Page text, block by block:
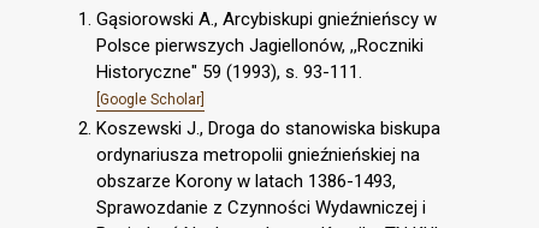
Gąsiorowski A., Arcybiskupi gnieźnieńscy w
Polsce pierwszych Jagiellonów, ,,Roczniki
Historyczne" 59 (1993), s. 93-111.
[Google Scholar]
Koszewski J., Droga do stanowiska biskupa
ordynariusza metropolii gnieźnieńskiej na
obszarze Korony w latach 1386-1493,
Sprawozdanie z Czynności Wydawniczej i